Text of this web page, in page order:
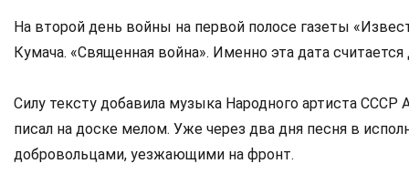
На второй день войны на первой полосе газеты
Кумача. «Священная война». Именно эта дата
Силу тексту добавила музыка Народного артиста
писал на доске мелом. Уже через два дня песня в
добровольцами, уезжающими на фронт.